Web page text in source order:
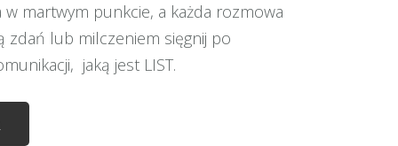
w martwym punkcie, a każda rozmowa
zdań lub milczeniem sięgnij po
jaką jest LIST.